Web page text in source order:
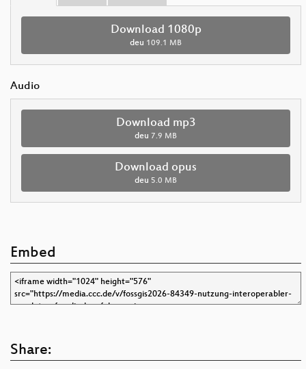
Download 1080p
deu 109.1 MB
Audio
Download mp3
deu 7.9 MB
Download opus
deu 5.0 MB
Embed
Share: